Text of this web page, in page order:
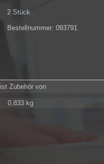
2 Stück
Bestellnummer: 093791
ist Zubehör von
0,833 kg